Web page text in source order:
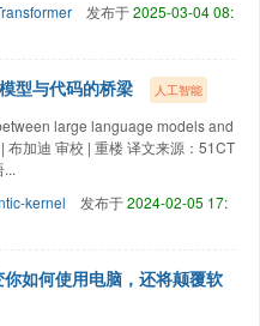
发布于2025-03-04 08:
型与代码的桥梁 人工智能
large language models and
加迪 审校 | 重楼 译文来源：51CT
kernel 发布于2024-02-05 17:
如何使用电脑，还将颠覆软